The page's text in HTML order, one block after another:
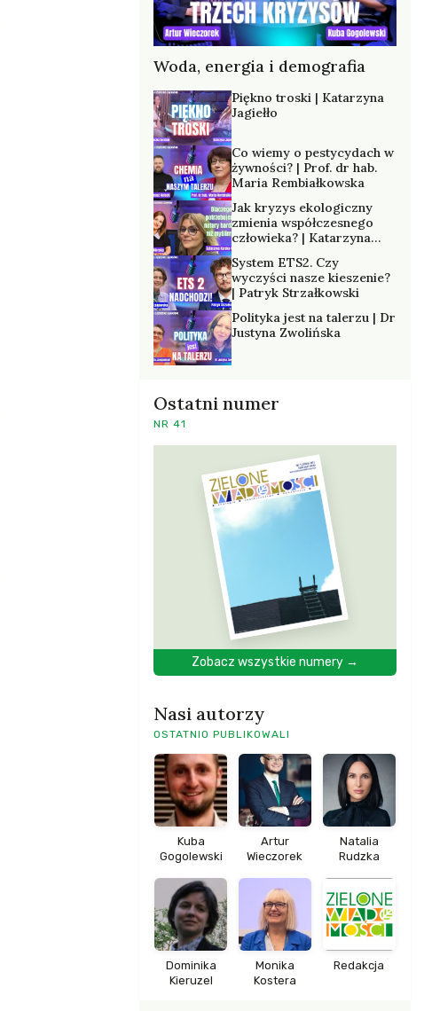
Woda, energia i demografia
Piękno troski | Katarzyna
Jagiełło
Co wiemy o pestycydach w
żywności? | Prof. dr hab.
Maria Rembiałkowska
Jak kryzys ekologiczny
zmienia współczesnego
człowieka? | Katarzyna
System ETS2. Czy
wyczyści nasze kieszenie?
| Patryk Strzałkowski
Polityka jest na talerzu | Dr
Justyna Zwolińska
Ostatni numer
NR 41
Zobacz wszystkie numery →
Nasi autorzy
OSTATNIO PUBLIKOWALI
Kuba
Gogolewski
Artur
Wieczorek
Natalia
Rudzka
Dominika
Kieruzel
Monika
Kostera
Redakcja